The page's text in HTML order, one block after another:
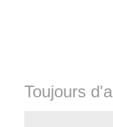
Toujours